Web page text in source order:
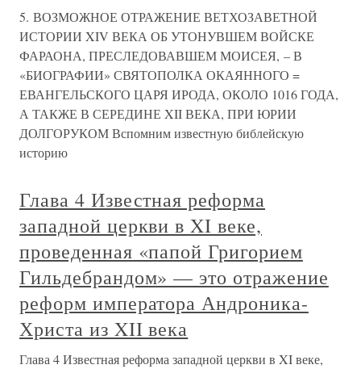
5. ВОЗМОЖНОЕ ОТРАЖЕНИЕ ВЕТХОЗАВЕТНОЙ
ИСТОРИИ XIV ВЕКА ОБ УТОНУВШЕМ ВОЙСКЕ
ФАРАОНА, ПРЕСЛЕДОВАВШЕМ МОИСЕЯ, – В
«БИОГРАФИИ» СВЯТОПОЛКА ОКАЯННОГО =
ЕВАНГЕЛЬСКОГО ЦАРЯ ИРОДА, ОКОЛО 1016 ГОДА,
А ТАКЖЕ В СЕРЕДИНЕ XII ВЕКА, ПРИ ЮРИИ
ДОЛГОРУКОМ Вспомним известную библейскую
историю
Глава 4 Известная реформа
западной церкви в XI веке,
проведенная «папой Григорием
Гильдебрандом» — это отражение
реформ императора Андроника-
Христа из XII века
Глава 4 Известная реформа западной церкви в XI веке,